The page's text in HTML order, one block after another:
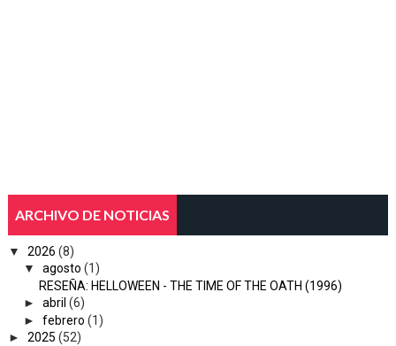
ARCHIVO DE NOTICIAS
▼ 2026 (8)
▼
agosto (1)
RESEÑA: HELLOWEEN - THE TIME OF THE OATH (1996)
► abril (6)
► febrero (1)
► 2025 (52)